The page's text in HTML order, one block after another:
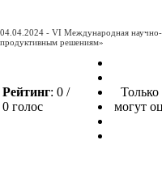
04.04.2024 - VI Международная научно-
продуктивным решениям»
Рейтинг: 0 /
0 голос
Только
могут